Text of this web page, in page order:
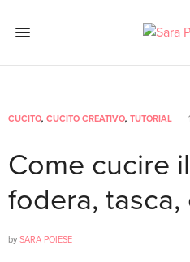
CUCITO, CUCITO CREATIVO, TUTORIAL
Come cucire
fodera,
by SARA POIESE